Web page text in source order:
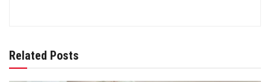
Related Posts